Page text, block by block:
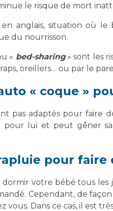
le risque de mort
anglais, situation où le
du nourrisson.
« bed-sharing» sont les
oreillers… ou par le
« coque »
pas adaptés pour
pour lui et peut gêner
pour faire
dormir votre bébé tous
Cependant, de
Dans ce cas, il est